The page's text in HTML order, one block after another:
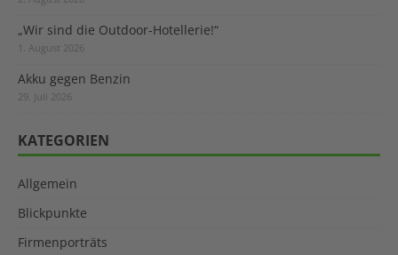
„Wir sind die Outdoor-Hotellerie!“
1. August 2026
Akku gegen Benzin
29. Juli 2026
KATEGORIEN
Allgemein
Blickpunkte
Firmenporträts